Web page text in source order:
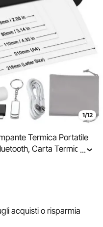
1/12
Termica Portatile
Carta Termica
Laptop, Stampante
...
acquisti o risparmia